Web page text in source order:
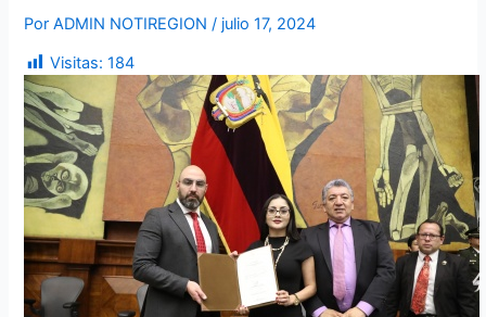
PorADMIN NOTIREGION/ julio 17, 2024
Visitas: 184